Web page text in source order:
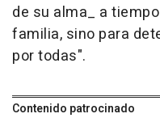
de su alma_ a
familia, sino para
por todas".
Contenido patrocinado